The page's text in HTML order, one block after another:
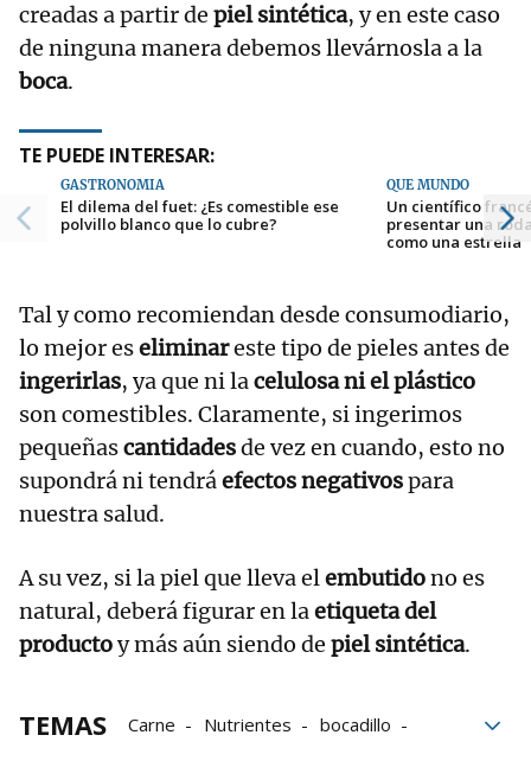
creadas a partir de piel sintética, y en este caso
de ninguna manera debemos llevárnosla a la
boca.
TE PUEDE INTERESAR:
GASTRONOMÍA
El dilema del fuet: ¿Es comestible ese
polvillo blanco que lo cubre?
QUÉ MUNDO
Un científico
presentar una
como una estrella
Tal y como recomiendan desde consumodiario,
lo mejor eseliminareste tipo de pieles antes de
ingerirlas, ya que ni lacelulosa ni el plástico
son comestibles. Claramente, si ingerimos
pequeñascantidadesde vez en cuando, esto no
supondrá ni tendráefectos negativospara
nuestra salud.
A su vez, si la piel que lleva elembutidono es
natural, deberá figurar en laetiqueta del
productoy más aún siendo de piel sintética.
TEMAS Carne Nutrientes
bocadillo